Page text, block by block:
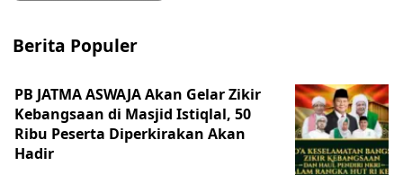
Berita Populer
PB JATMA ASWAJA Akan Gelar Zikir
Kebangsaan di Masjid Istiqlal, 50
Ribu Peserta Diperkirakan Akan
Hadir